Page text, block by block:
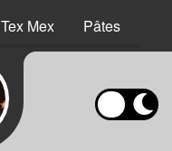
Tex Mex Pâtes